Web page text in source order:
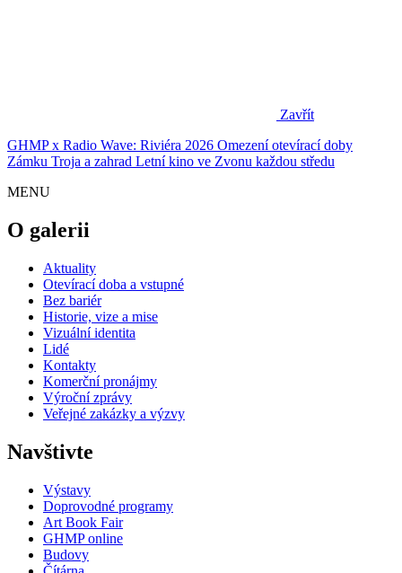
Zavřít
GHMP x Radio Wave: Riviéra 2026 Omezení otevírací doby
Zámku Troja a zahrad Letní kino ve Zvonu každou středu
MENU
O galerii
Aktuality
Otevírací doba a vstupné
Bez bariér
Historie, vize a mise
Vizuální identita
Lidé
Kontakty
Komerční pronájmy
Výroční zprávy
Veřejné zakázky a výzvy
Navštivte
Výstavy
Doprovodné programy
Art Book Fair
GHMP online
Budovy